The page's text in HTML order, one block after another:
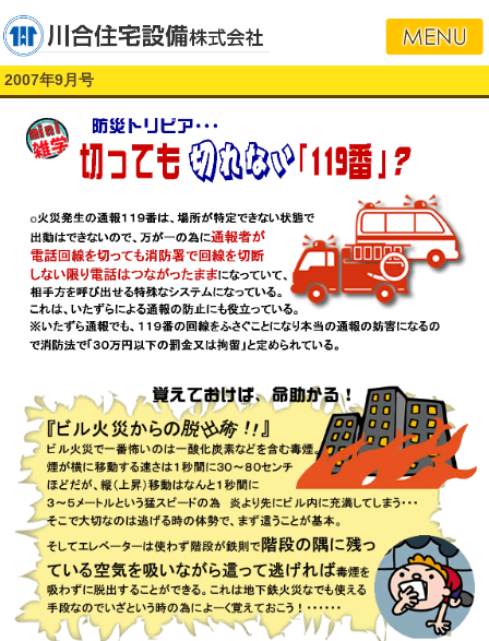
2007年9月号